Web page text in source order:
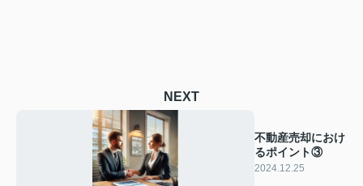
NEXT
不動産売却におけ
るポイント③
2024.12.25